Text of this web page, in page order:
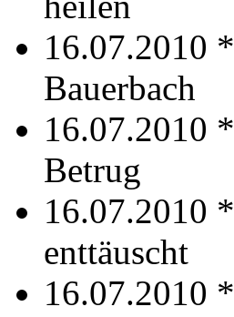
16.07.2010 *
Bauerbach
16.07.2010 *
Betrug
16.07.2010 *
enttäuscht
16.07.2010 *